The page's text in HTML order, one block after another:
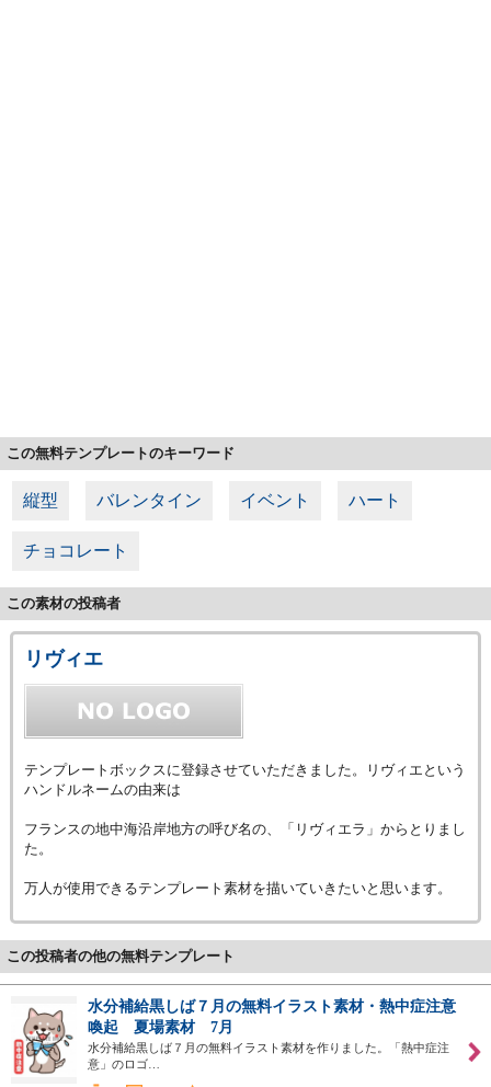
この無料テンプレートのキーワード
縦型 バレンタイン イベント ハート
チョコレート
この素材の投稿者
リヴィエ
テンプレートボックスに登録させていただきました。リヴィエという
ハンドルネームの由来は
フランスの地中海沿岸地方の呼び名の、「リヴィエラ」からとりまし
た。
万人が使用できるテンプレート素材を描いていきたいと思います。
この投稿者の他の無料テンプレート
水分補給黒しば７月の無料イラスト素材・熱中症注意
喚起 夏場素材 7月
水分補給黒しば７月の無料イラスト素材を作りました。「熱中症注
意」のロゴ…